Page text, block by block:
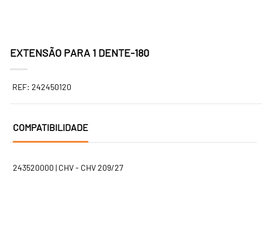
EXTENSÃO PARA 1 DENTE-180
REF: 242450120
COMPATIBILIDADE
243520000 | CHV - CHV 209/27